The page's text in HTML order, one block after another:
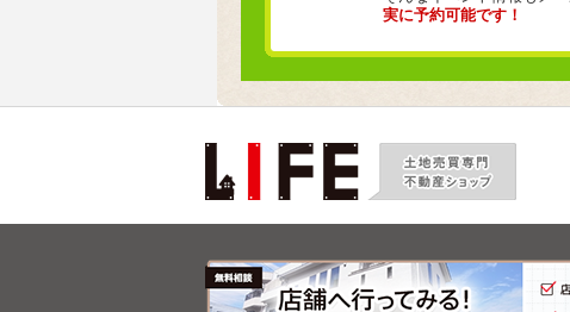
実に予約可能です！